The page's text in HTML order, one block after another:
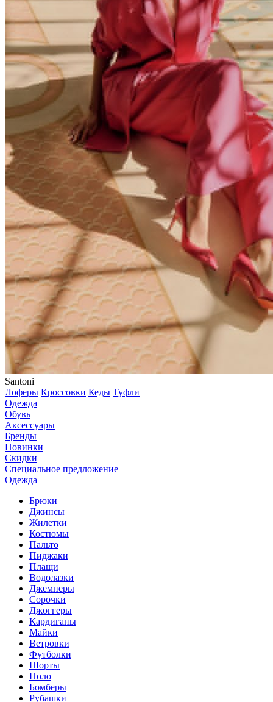
Santoni
Лоферы Кроссовки Кеды Туфли
Одежда
Обувь
Аксессуары
Бренды
Новинки
Скидки
Специальное предложение
Одежда
Брюки
Джинсы
Жилетки
Костюмы
Пальто
Пиджаки
Плащи
Водолазки
Джемперы
Сорочки
Джоггеры
Кардиганы
Майки
Ветровки
Футболки
Шорты
Поло
Бомберы
Рубашки